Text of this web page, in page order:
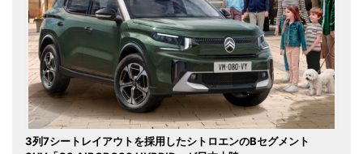
3列7シートレイアウトを採用したシトロエンのBセグメント